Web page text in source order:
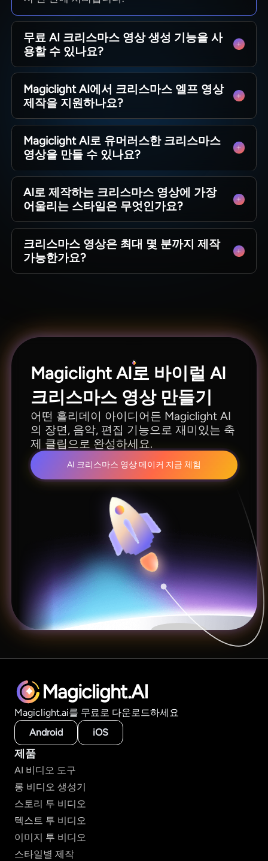
무료 AI 크리스마스 영상 생성 기능을 사
용할 수 있나요?
네. Magiclight AI에서 무료 이용 옵션을 제공해 아
이디어를 테스트할 수 있으며, 짧은 홀리데이 클립
을 제작한 뒤 장편 영상 제작용 요금제를 선택할
수 있습니다.
Magiclight AI에서 크리스마스 엘프 영상
제작을 지원하나요?
네. 커스텀 엘프 캐릭터를 제작하고 축제 장면을
설정한 뒤 단시간 내에 완전한 크리스마스 클립을
생성할 수 있습니다.
Magiclight AI로 유머러스한 크리스마스
영상을 만들 수 있나요?
Magiclight AI는 카툰, 코믹 스타일의 유쾌한 크리
스마스 영상을 제작할 수 있으며, 장난스러운 스타
일을 선택하고 재미있는 축제 대본을 작성하면 바
로 제작할 수 있습니다.
AI로 제작하는 크리스마스 영상에 가장
어울리는 스타일은 무엇인가요?
디즈니, 픽사, 3D 카툰, 지브리 스타일이 크리스마
스 영상에 잘 어울리며, Magiclight AI는 이 모든 스
타일 외에 다양한 추가 옵션을 제공합니다.
크리스마스 영상은 최대 몇 분까지 제작
가능한가요?
Magiclight AI로 바이럴 AI
크리스마스 영상 만들기
어떤 홀리데이 아이디어든 Magiclight AI
의 장면, 음악, 편집 기능으로 재미있는 축
제 클립으로 완성하세요.
AI 크리스마스 영상 메이커 지금 체험
Magiclight.AI
Magiclight.ai를 무료로 다운로드하세요
Android
iOS
제품
AI 비디오 도구
롱 비디오 생성기
스토리 투 비디오
텍스트 투 비디오
이미지 투 비디오
스타일별 제작